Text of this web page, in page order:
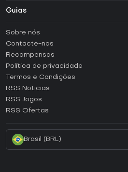
Guias
Como ativar uma CD Key Steam?
Como ativar uma CD Key Epic
Como ativar uma CD Key GOG?
Como ativar uma CD Key Ubisoft
Sobre nós
Contacte-nos
Recompensas
Política de privacidade
Termos e Condições
RSS Noticias
RSS Jogos
RSS Ofertas
Brasil (BRL)